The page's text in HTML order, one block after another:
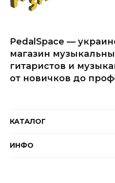
PedalSpace —
магазин
гитаристов и
от новичков до
КАТАЛОГ
Электрогитары
ИНФО